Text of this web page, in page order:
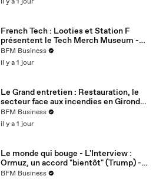
French Tech : Looties et Station F
présentent le Tech Merch Museum -
07/08
BFM Business
il y a 1 jour
Le Grand entretien : Restauration, le
secteur face aux incendies en Gironde
- 07/08
BFM Business
il y a 1 jour
Le monde qui bouge - L'Interview :
Ormuz, un accord "bientôt" (Trump) -
07/08
BFM Business